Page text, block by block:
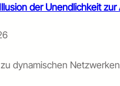
der Unendlichkeit
dynamischen